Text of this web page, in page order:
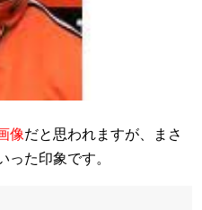
像だと思われますが、まさ
った印象です。